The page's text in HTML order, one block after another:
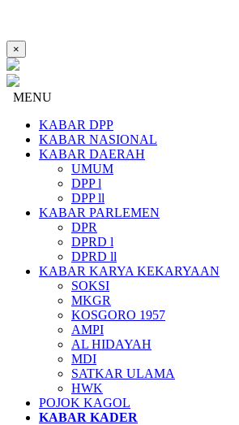
×
MENU
KABAR DPP
KABAR NASIONAL
KABAR DAERAH
UMUM
DPP l
DPP ll
KABAR PARLEMEN
DPR
DPRD l
DPRD ll
KABAR KARYA KEKARYAAN
SOKSI
MKGR
KOSGORO 1957
AMPI
AL HIDAYAH
MDI
SATKAR ULAMA
HWK
POJOK KAGOL
KABAR KADER